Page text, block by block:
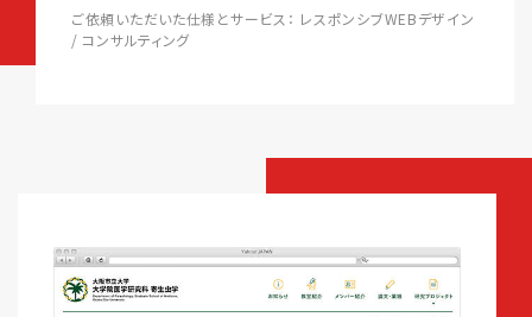
ご依頼いただいた仕様とサービス： レスポンシブWEBデザイン
/ コンサルティング